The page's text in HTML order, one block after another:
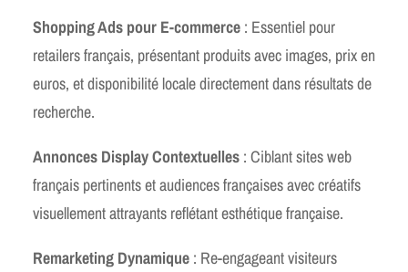
Shopping Ads pour E-commerce : Essentiel pour
retailers français, présentant produits avec images, prix en
euros, et disponibilité locale directement dans résultats de
recherche.
Annonces Display Contextuelles : Ciblant sites web
français pertinents et audiences françaises avec créatifs
visuellement attrayants reflétant esthétique française.
Remarketing Dynamique : Re-engageant visiteurs